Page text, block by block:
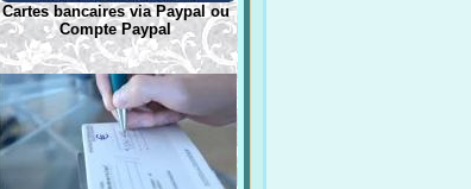
Cartes bancaires via Paypal ou
Compte Paypal